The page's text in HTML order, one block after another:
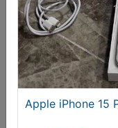
€ 8,95
Apple iPhone 15